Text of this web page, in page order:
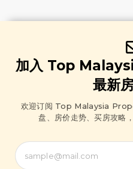
加入 Top
最新
欢迎订阅 Top Malaysia
盘、房价走势、买房攻略